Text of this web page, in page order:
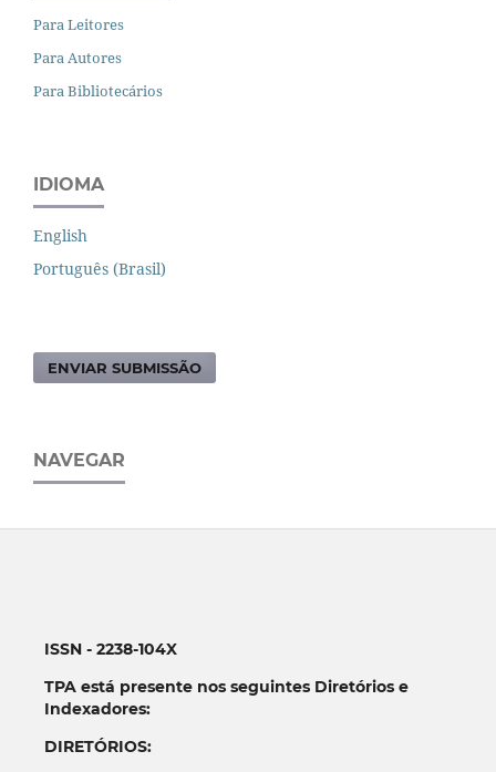
Para Leitores
Para Autores
Para Bibliotecários
IDIOMA
English
Português (Brasil)
ENVIAR SUBMISSÃO
NAVEGAR
ISSN - 2238-104X
TPA está presente nos seguintes Diretórios e
Indexadores:
DIRETÓRIOS: